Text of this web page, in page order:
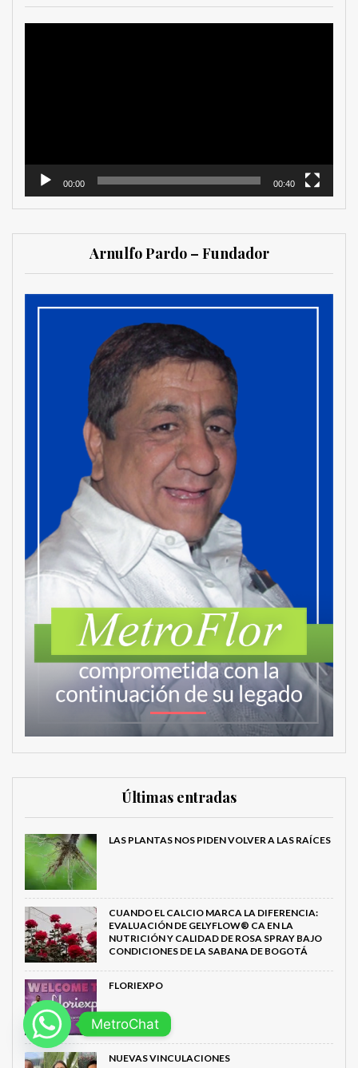
00:00 00:40
Arnulfo Pardo – Fundador
Últimas entradas
LAS PLANTAS NOS PIDEN VOLVER A LAS RAÍCES
CUANDO EL CALCIO MARCA LA DIFERENCIA:
EVALUACIÓN DE GELYFLOW® CA EN LA
NUTRICIÓN Y CALIDAD DE ROSA SPRAY BAJO
CONDICIONES DE LA SABANA DE BOGOTÁ
FLORIEXPO
NUEVAS VINCULACIONES
MetroChat